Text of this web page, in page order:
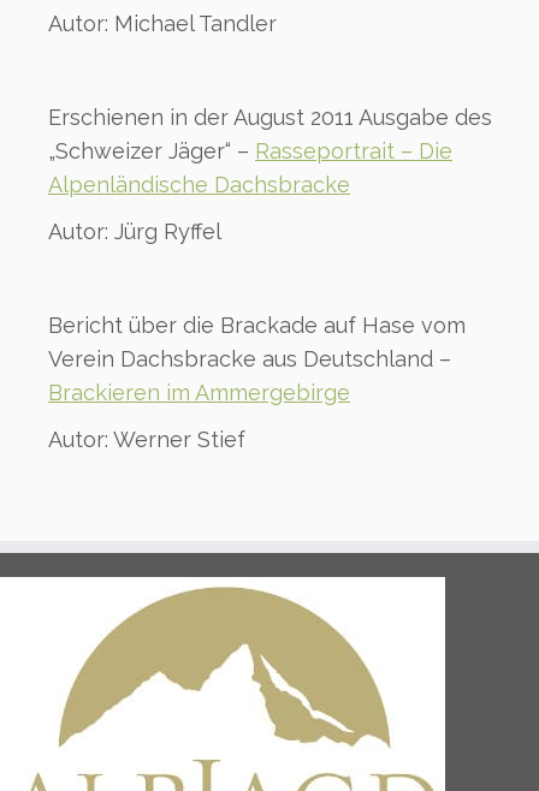
Autor: Michael Tandler
Erschienen in der August 2011 Ausgabe des
„Schweizer Jäger“ – Rasseportrait – Die
Alpenländische Dachsbracke
Autor: Jürg Ryffel
Bericht über die Brackade auf Hase vom
Verein Dachsbracke aus Deutschland –
Brackieren im Ammergebirge
Autor: Werner Stief